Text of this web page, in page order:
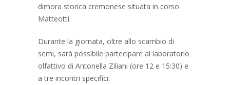
dimora storica cremonese situata in corso
Matteotti.
Durante la giornata, oltre allo scambio di
semi, sarà possibile partecipare al laboratorio
olfattivo di Antonella Ziliani (ore 12 e 15:30) e
a tre incontri specifici: